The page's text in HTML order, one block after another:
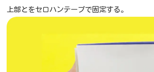
上部とをセロハンテープで固定する。